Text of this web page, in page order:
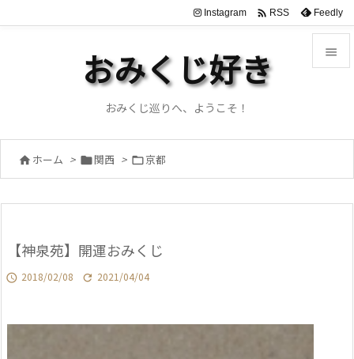

サイド
Instagram  RSS Feedly
おみくじ好き
おみくじ巡りへ、ようこそ！
 ホーム > 関西 > 京都
【神泉苑】開運おみくじ
 2018/02/08  2021/04/04